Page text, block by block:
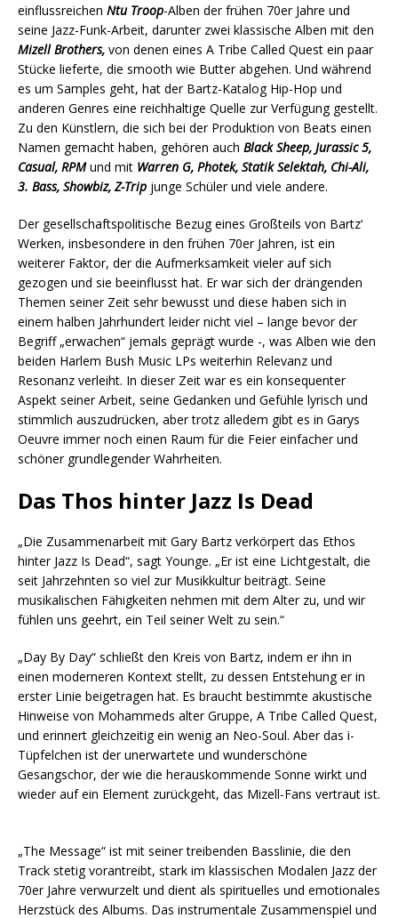
einflussreichen Ntu Troop-Alben der frühen 70er Jahre und
seine Jazz-Funk-Arbeit, darunter zwei klassische Alben mit den
Mizell Brothers, von denen eines A Tribe Called Quest ein paar
Stücke lieferte, die smooth wie Butter abgehen. Und während
es um Samples geht, hat der Bartz-Katalog Hip-Hop und
anderen Genres eine reichhaltige Quelle zur Verfügung gestellt.
Zu den Künstlern, die sich bei der Produktion von Beats einen
Namen gemacht haben, gehören auch Black Sheep, Jurassic 5,
Casual, RPMund mit Warren G, Photek, Statik Selektah, Chi-Ali,
3. Bass, Showbiz, Z-Trip junge Schüler und viele andere.
Der gesellschaftspolitische Bezug eines Großteils von Bartz‘
Werken, insbesondere in den frühen 70er Jahren, ist ein
weiterer Faktor, der die Aufmerksamkeit vieler auf sich
gezogen und sie beeinflusst hat. Er war sich der drängenden
Themen seiner Zeit sehr bewusst und diese haben sich in
einem halben Jahrhundert leider nicht viel – lange bevor der
Begriff „erwachen“ jemals geprägt wurde -, was Alben wie den
beiden Harlem Bush Music LPs weiterhin Relevanz und
Resonanz verleiht. In dieser Zeit war es ein konsequenter
Aspekt seiner Arbeit, seine Gedanken und Gefühle lyrisch und
stimmlich auszudrücken, aber trotz alledem gibt es in Garys
Oeuvre immer noch einen Raum für die Feier einfacher und
schöner grundlegender Wahrheiten.
Das Thos hinter Jazz Is Dead
„Die Zusammenarbeit mit Gary Bartz verkörpert das Ethos
hinter Jazz Is Dead“, sagt Younge. „Er ist eine Lichtgestalt, die
seit Jahrzehnten so viel zur Musikkultur beiträgt. Seine
musikalischen Fähigkeiten nehmen mit dem Alter zu, und wir
fühlen uns geehrt, ein Teil seiner Welt zu sein.“
„Day By Day“ schließt den Kreis von Bartz, indem er ihn in
einen moderneren Kontext stellt, zu dessen Entstehung er in
erster Linie beigetragen hat. Es braucht bestimmte akustische
Hinweise von Mohammeds alter Gruppe, A Tribe Called Quest,
und erinnert gleichzeitig ein wenig an Neo-Soul. Aber das i-
Tüpfelchen ist der unerwartete und wunderschöne
Gesangschor, der wie die herauskommende Sonne wirkt und
wieder auf ein Element zurückgeht, das Mizell-Fans vertraut ist.
„The Message“ ist mit seiner treibenden Basslinie, die den
Track stetig vorantreibt, stark im klassischen Modalen Jazz der
70er Jahre verwurzelt und dient als spirituelles und emotionales
Herzstück des Albums. Das instrumentale Zusammenspiel und